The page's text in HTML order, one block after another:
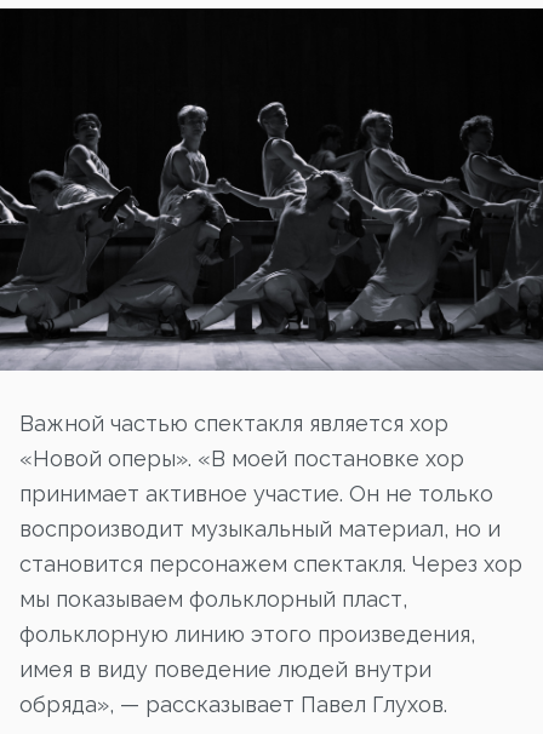
Важной частью спектакля является хор
«Новой оперы». «В моей постановке хор
принимает активное участие. Он не только
воспроизводит музыкальный материал, но и
становится персонажем спектакля. Через хор
мы показываем фольклорный пласт,
фольклорную линию этого произведения,
имея в виду поведение людей внутри
обряда», — рассказывает Павел Глухов.